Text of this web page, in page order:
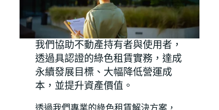
我們協助不動產持有者與使用者，
透過具認證的綠色租賃實務，達成
永續發展目標、大幅降低營運成
本，並提升資產價值。